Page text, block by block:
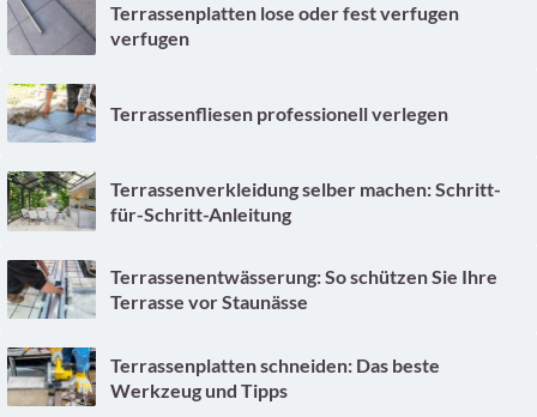
Terrassenplatten lose oder fest verfugen
verfugen
Terrassenfliesen professionell verlegen
Terrassenverkleidung selber machen: Schritt-
für-Schritt-Anleitung
Terrassenentwässerung: So schützen Sie Ihre
Terrasse vor Staunässe
Terrassenplatten schneiden: Das beste
Werkzeug und Tipps